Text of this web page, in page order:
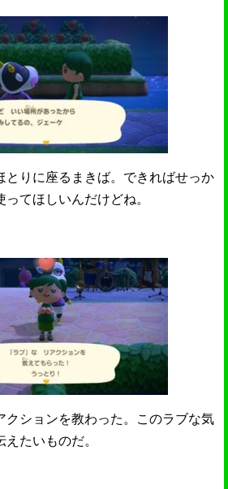
とりに座るまきば。できればせっか
てほしいんだけどね。
クションを教わった。このラブな気
たいものだ。